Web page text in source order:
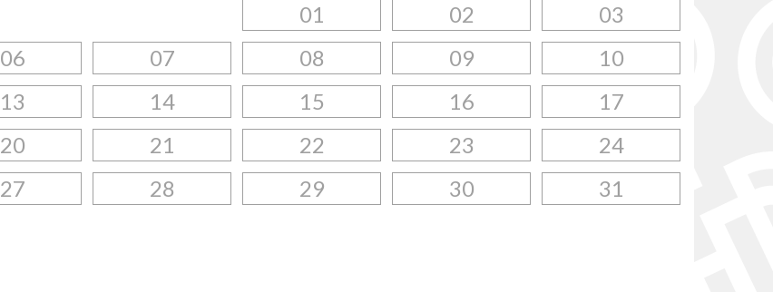
01 02
03
06 07 08 09
10
13 14 15 16
17
20 21 22 23
24
27 28 29 30 31